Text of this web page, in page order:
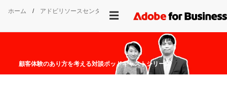
ホーム / アドビリソースセンター / Marketer’s Talk
顧客体験のあり方を考える対談ポッドキャストシリーズ